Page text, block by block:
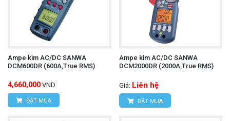
Ampe kìm AC/DC SANWA
DCM600DR (600A,True RMS)
4,660,000 VND
ĐẶT MUA
Ampe kìm AC/DC SANWA
DCM2000DR (2000A,True RMS)
Giá: Liên hệ
ĐẶT MUA